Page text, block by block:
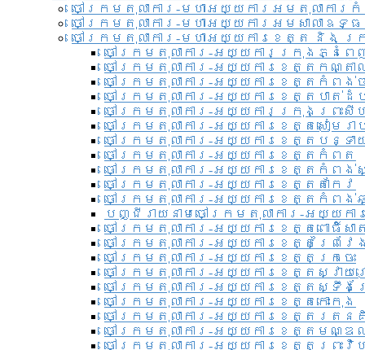
ចៅក្រមតុលាការ-មហាអយ្យការអមតុលាការ
ចៅក្រមតុលាការ-មហាអយ្យការអមសាលាឧទ្
ចៅក្រមតុលាការ-មហាអយ្យការខេត្ត និង ក្
ចៅក្រមតុលាការ-អយ្យការក្រុងភ្នំពេ
ចៅក្រមតុលាការ-អយ្យការខេត្តកណ្តា
ចៅក្រមតុលាការ-អយ្យការខេត្តកំពង់ច
ចៅក្រមតុលាការ-អយ្យការខេត្តបាត់ដំ
ចៅក្រមតុលាការ-អយ្យការ​ក្រុងព្រះសី
ចៅក្រមតុលាការ-អយ្យការខេត្តសៀមរា
ចៅក្រមតុលាការ-អយ្យការខេត្តបន្ទា
ចៅក្រមតុលាការ-អយ្យការខេត្តកំពត
ចៅក្រមតុលាការ-អយ្យការខេត្តកំពង់
ចៅក្រមតុលាការ-អយ្យការខេត្តតាកែវ
ចៅក្រមតុលាការ-អយ្យការខេត្តកំពង់
បញ្ជីរាយនាមចៅក្រមតុលាការ-អយ្យក
ចៅក្រមតុលាការ-អយ្យការខេត្តពោធិ៍សា
ចៅក្រមតុលាការ-អយ្យការខេត្តព្រៃវែ
ចៅក្រមតុលាការ-អយ្យការខេត្តក្រចេះ
ចៅក្រមតុលាការ-អយ្យការខេត្តស្វាយ
ចៅក្រមតុលាការ-អយ្យការខេត្តស្ទឹង
ចៅក្រមតុលាការ-អយ្យការខេត្តកោះកុង
ចៅក្រមតុលាការ-អយ្យការខេត្តរតន
ចៅក្រមតុលាការ-អយ្យការខេត្តមណ្
ចៅក្រមតុលាការ-អយ្យការខេត្តព្រះវិហ